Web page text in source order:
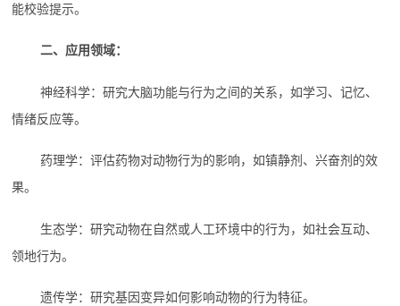
能校验提示。
二、应用领域：
神经科学：研究大脑功能与行为之间的关系，如学习、记忆、
情绪反应等。
药理学：评估药物对动物行为的影响，如镇静剂、兴奋剂的效
果。
生态学：研究动物在自然或人工环境中的行为，如社会互动、
领地行为。
遗传学：研究基因变异如何影响动物的行为特征。